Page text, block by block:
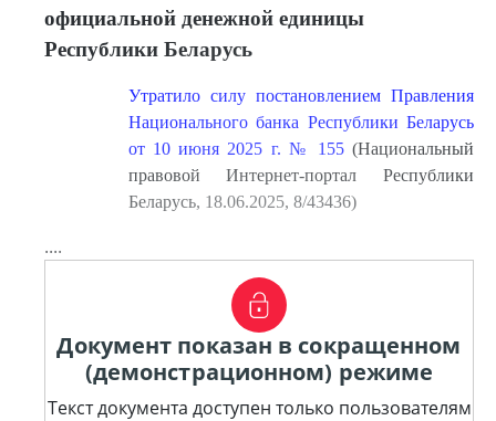
официальной денежной единицы
Республики Беларусь
Утратило силу постановлением Правления
Национального банка Республики Беларусь
от 10 июня 2025 г. № 155(Национальный
правовой Интернет-портал Республики
Беларусь, 18.06.2025, 8/43436)
....
Документ показан в сокращенном
(демонстрационном) режиме
Текст документа доступен только пользователям